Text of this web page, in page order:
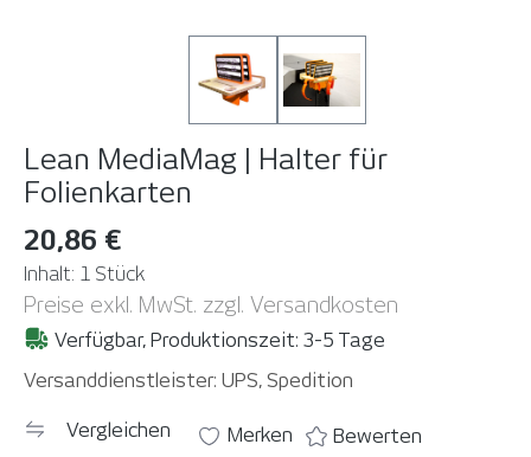
Lean MediaMag | Halter für
Folienkarten
20,86 €
Inhalt: 1 Stück
Preise exkl. MwSt. zzgl. Versandkosten
Verfügbar, Produktionszeit: 3-5 Tage
Versanddienstleister: UPS, Spedition
Vergleichen Merken
Bewerten